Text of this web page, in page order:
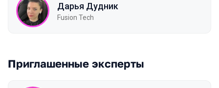
Дарья Дудник
Fusion Tech
Приглашенные эксперты